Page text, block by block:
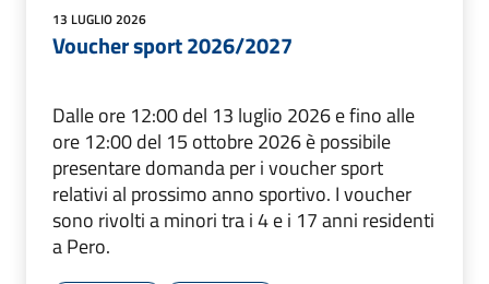
13 LUGLIO 2026
Voucher sport 2026/2027
Dalle ore 12:00 del 13 luglio 2026 e fino alle
ore 12:00 del 15 ottobre 2026 è possibile
presentare domanda per i voucher sport
relativi al prossimo anno sportivo. I voucher
sono rivolti a minori tra i 4 e i 17 anni residenti
a Pero.